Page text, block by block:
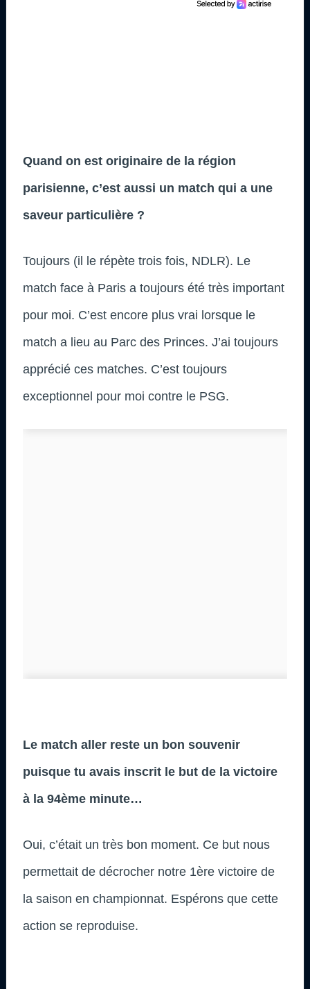
Quand on est originaire de la région
parisienne, c’est aussi un match qui a une
saveur particulière ?
Toujours (il le répète trois fois, NDLR). Le
match face à Paris a toujours été très important
pour moi. C’est encore plus vrai lorsque le
match a lieu au Parc des Princes. J’ai toujours
apprécié ces matches. C’est toujours
exceptionnel pour moi contre le PSG.
Le match aller reste un bon souvenir
puisque tu avais inscrit le but de la victoire
à la 94ème minute…
Oui, c’était un très bon moment. Ce but nous
permettait de décrocher notre 1ère victoire de
la saison en championnat. Espérons que cette
action se reproduise.